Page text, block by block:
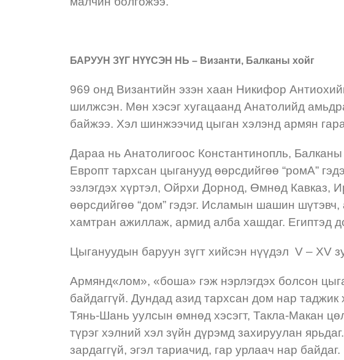
БАРУУН ЗҮГ НҮҮСЭН НЬ – Византи, Балканы хойг
969 онд Византийн эзэн хаан Никифор
шилжсэн. Мөн хэсэг хугацаанд Анатолийд
байжээ. Хэл шинжээчид цыган хэлэнд армян
Дараа нь Анатолигоос Константинопль,
Европт тархсан цыганууд өөрсдийгөө “ромА”
эзлэгдэх хүртэл, Ойрхи Дорнод, Өмнөд Кавказ,
өөрсдийгөө “дом” гэдэг. Исламын шашин
хамтран ажиллаж, армид алба хашдаг. Египтэд
Цыгануудын баруун зүгт хийсэн нүүдэл V – XV
Армянд«лом», «боша» гэж нэрлэгдэх болсон
байдаггүй. Дундад азид тархсан дом нар таджик
Тянь-Шань уулсын өмнөд хэсэгт, Такла-Макан
түрэг хэлний хэл зүйн дүрэмд захируулан
зардаггүй, эгэл тариачид, гар урлаач нар